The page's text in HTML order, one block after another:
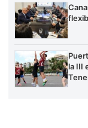
la III